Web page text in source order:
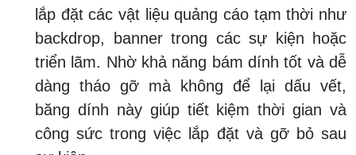
lắp đặt các vật liệu quảng cáo tạm thời như
backdrop, banner trong các sự kiện hoặc
triển lãm. Nhờ khả năng bám dính tốt và dễ
dàng tháo gỡ mà không để lại dấu vết,
băng dính này giúp tiết kiệm thời gian và
công sức trong việc lắp đặt và gỡ bỏ sau